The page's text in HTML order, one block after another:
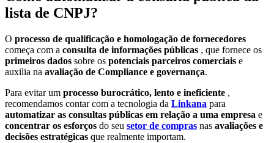
lista de CNPJ?
O processo de qualificação e homologação de fornecedores
começa com a consulta de informações públicas , que fornece os
primeiros dados sobre os potenciais parceiros comerciais e
auxilia na avaliação de Compliance e governança.
Para evitar um processo burocrático, lento e ineficiente ,
recomendamos contar com a tecnologia da Linkana para
automatizar as consultas públicas em relação a uma empresa e
concentrar os esforços do seu setor de compras nas avaliações e
decisões estratégicas que realmente importam.